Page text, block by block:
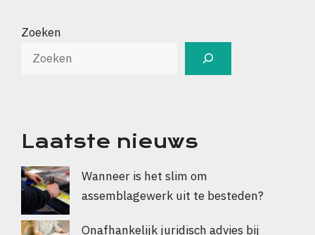
Zoeken
Laatste nieuws
Wanneer is het slim om
assemblagewerk uit te besteden?
Onafhankelijk juridisch advies bij